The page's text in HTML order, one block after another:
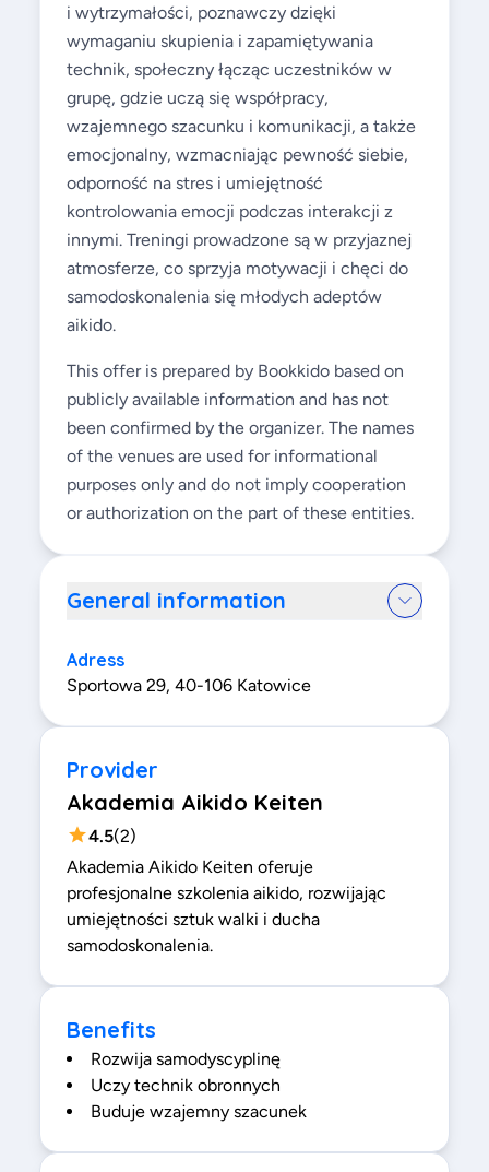
i wytrzymałości, poznawczy dzięki
wymaganiu skupienia i zapamiętywania
technik, społeczny łącząc uczestników w
grupę, gdzie uczą się współpracy,
wzajemnego szacunku i komunikacji, a także
emocjonalny, wzmacniając pewność siebie,
odporność na stres i umiejętność
kontrolowania emocji podczas interakcji z
innymi. Treningi prowadzone są w przyjaznej
atmosferze, co sprzyja motywacji i chęci do
samodoskonalenia się młodych adeptów
aikido.
This offer is prepared by Bookkido based on
publicly available information and has not
been confirmed by the organizer. The names
of the venues are used for informational
purposes only and do not imply cooperation
or authorization on the part of these entities.
General information
Adress
Sportowa 29, 40-106 Katowice
Provider
Akademia Aikido Keiten
4.5(2)
Akademia Aikido Keiten oferuje
profesjonalne szkolenia aikido, rozwijając
umiejętności sztuk walki i ducha
samodoskonalenia.
Benefits
Rozwija samodyscyplinę
Uczy technik obronnych
Buduje wzajemny szacunek